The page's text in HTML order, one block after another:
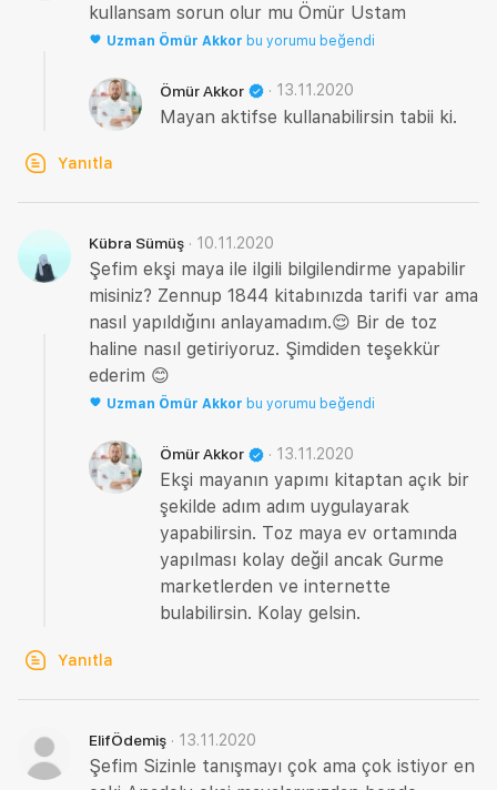
kullansam sorun olur mu Ömür Ustam
Uzman Ömür Akkor bu yorumu beğendi
Ömür Akkor · 13.11.2020
Mayan aktifse kullanabilirsin tabii ki.
Yanıtla
Kübra Sümüş · 10.11.2020
Şefim ekşi maya ile ilgili bilgilendirme yapabilir
misiniz? Zennup 1844 kitabınızda tarifi var ama
nasıl yapıldığını anlayamadım.😌 Bir de toz
haline nasıl getiriyoruz. Şimdiden teşekkür
ederim 😊
Uzman Ömür Akkor bu yorumu beğendi
Ömür Akkor · 13.11.2020
Ekşi mayanın yapımı kitaptan açık bir
şekilde adım adım uygulayarak
yapabilirsin. Toz maya ev ortamında
yapılması kolay değil ancak Gurme
marketlerden ve internette
bulabilirsin. Kolay gelsin.
Yanıtla
ElifÖdemiş · 13.11.2020
Şefim Sizinle tanışmayı çok ama çok istiyor en